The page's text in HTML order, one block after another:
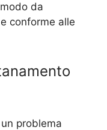
da
conforme alle
problema